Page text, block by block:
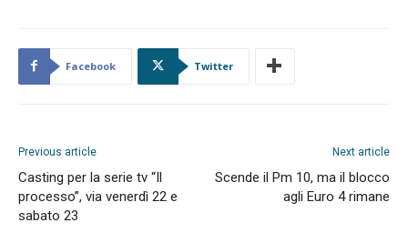
Facebook Twitter
Previous article
Casting per la serie tv “Il
processo”, via venerdì 22 e
sabato 23
Next article
Scende il Pm 10, ma il blocco
agli Euro 4 rimane